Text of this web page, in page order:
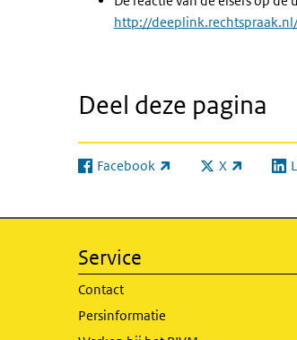
http://deeplink.rechtspraak.nl/
Deel deze pagina
Facebook
(externe link) X
(externe link)
Service
Contact
Persinformatie